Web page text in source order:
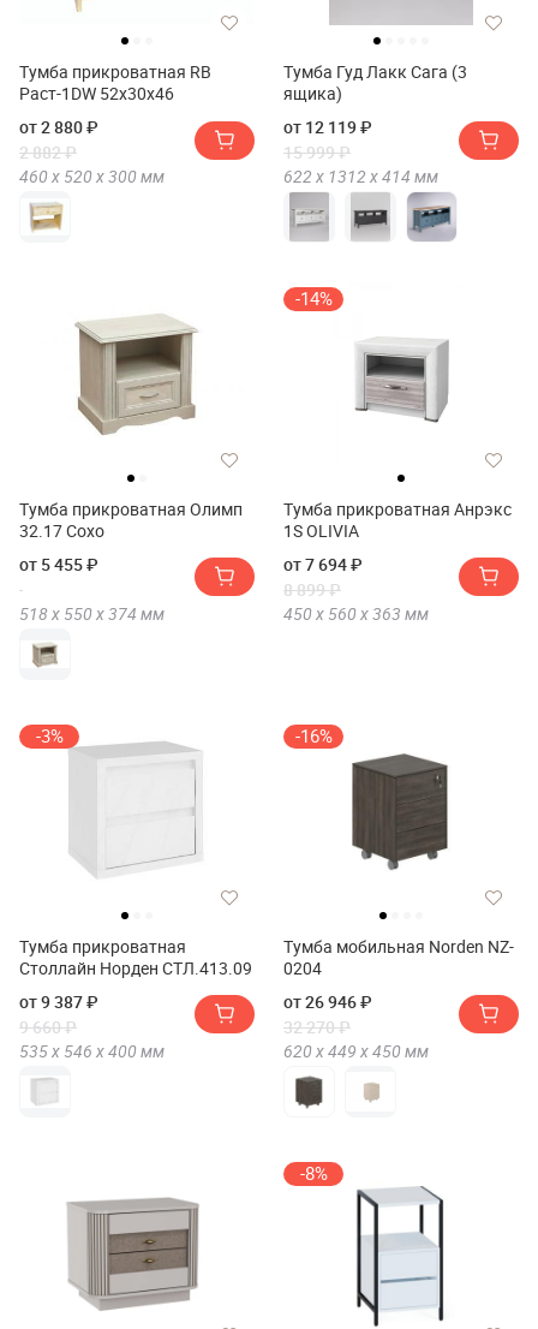
Тумба прикроватная RB
Раст-1DW 52х30х46
от 2 880 ₽
2 882 ₽
460 х 520 х300 мм
Тумба Гуд Лакк Сага (3
ящика)
от 12 119 ₽
15 999 ₽
622 х 1312 х414 мм
Тумба прикроватная Олимп
32.17 Сохо
от 5 455 ₽
518 х 550 х374 мм
-14%
Тумба прикроватная Анрэкс
1S OLIVIA
от 7 694 ₽
8 899 ₽
450 х 560 х363 мм
-3%
Тумба прикроватная
Столлайн Норден СТЛ.413.09
от 9 387 ₽
9 660 ₽
535 х 546 х400 мм
-16%
Тумба мобильная Norden NZ-
0204
от 26 946 ₽
32 270 ₽
620 х449 х450 мм
-8%